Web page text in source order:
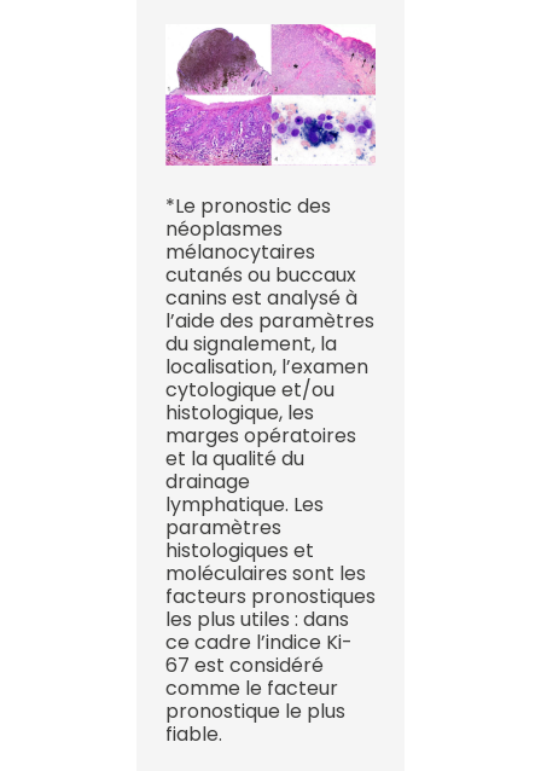
*Le pronostic des
néoplasmes
mélanocytaires
cutanés ou buccaux
canins est analysé à
l’aide des paramètres
du signalement, la
localisation, l’examen
cytologique et/ou
histologique, les
marges opératoires
et la qualité du
drainage
lymphatique. Les
paramètres
histologiques et
moléculaires sont les
facteurs pronostiques
les plus utiles : dans
ce cadre l’indice Ki-
67 est considéré
comme le facteur
pronostique le plus
fiable.